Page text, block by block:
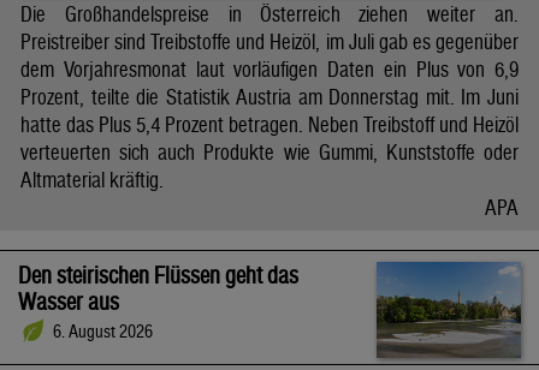
Die Großhandelspreise in Österreich ziehen weiter an.
Preistreiber sind Treibstoffe und Heizöl, im Juli gab es gegenüber
dem Vorjahresmonat laut vorläufigen Daten ein Plus von 6,9
Prozent, teilte die Statistik Austria am Donnerstag mit. Im Juni
hatte das Plus 5,4 Prozent betragen. Neben Treibstoff und Heizöl
verteuerten sich auch Produkte wie Gummi, Kunststoffe oder
Altmaterial kräftig.
APA
Den steirischen Flüssen geht das
Wasser aus
6. August 2026